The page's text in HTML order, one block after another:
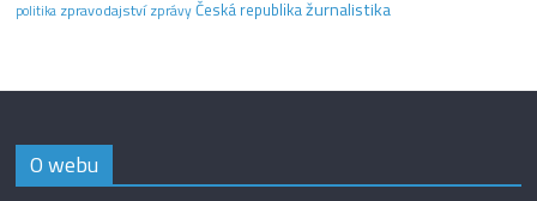
politika zpravodajstvízprávyČeská republikažurnalistika
O webu